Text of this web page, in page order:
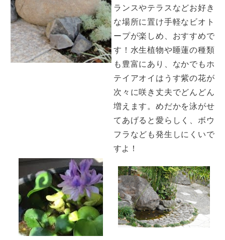
ランスやテラスなどお好き
な場所に置け手軽なビオト
ープが楽しめ、おすすめで
す！水生植物や睡蓮の種類
も豊富にあり、なかでもホ
テイアオイはうす紫の花が
次々に咲き丈夫でどんどん
増えます。めだかを泳がせ
てあげると愛らしく、ボウ
フラなども発生しにくいで
すよ！